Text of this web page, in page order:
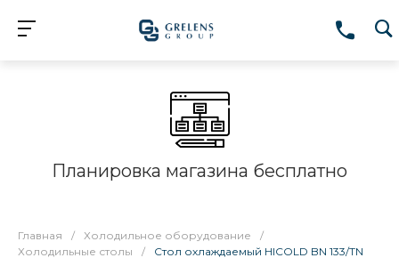
Планировка магазина бесплатно
Главная / Холодильное оборудование
/
Холодильные столы
/ Стол охлаждаемый HICOLD BN 133/TN